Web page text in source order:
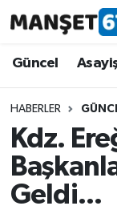
Güncel
HABERLER
Kdz.
Geldi...
Güncel
Asayiş
Siyaset
Spor